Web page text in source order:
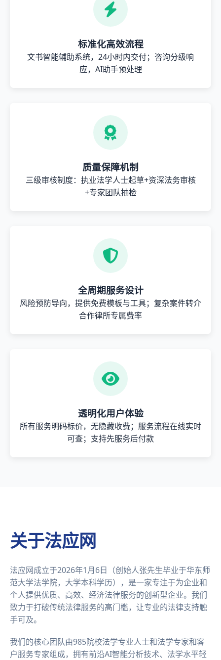
标准化高效流程
文书智能辅助系统，24小时内交付；咨询分级响
应，AI助手预处理
质量保障机制
三级审核制度：执业法学人士起草+资深法务审核
+专家团队抽检
全周期服务设计
风险预防导向，提供免费模板与工具；复杂案件转介
合作律所专属费率
透明化用户体验
所有服务明码标价，无隐藏收费；服务流程在线实时
可查；支持先服务后付款
关于法应网
法应网成立于2026年1月6日（创始人张先生毕业于华东师
范大学法学院，大学本科学历），是一家专注于为企业和
个人提供优质、高效、经济法律服务的创新型企业。我们
致力于打破传统法律服务的高门槛，让专业的法律支持触
手可及。
我们的核心团队由985院校法学专业人士和法学专家和客
户服务专家组成，拥有前沿AI智能分析技术、法学水平轻